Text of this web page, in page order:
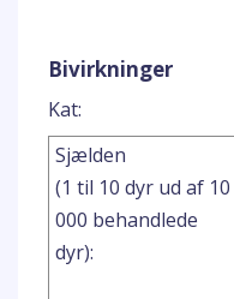
Bivirkninger
Kat:
Sjælden
(1 til 10 dyr ud af 10
000 behandlede
dyr):